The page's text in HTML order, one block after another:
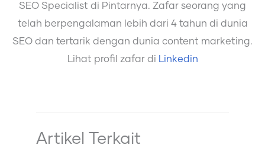
SEO Specialist di Pintarnya. Zafar seorang yang
telah berpengalaman lebih dari 4 tahun di dunia
SEO dan tertarik dengan dunia content marketing.
Lihat profil zafar di Linkedin
Artikel Terkait